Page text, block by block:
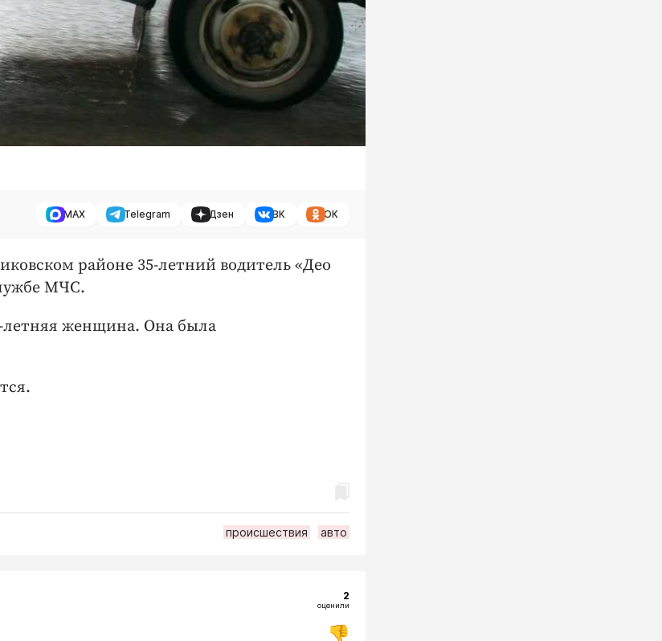
MAX Telegram Дзен ВК ОК
районе 35-летний водитель «Део
МЧС.
летняя женщина. Она была
происшествия авто
2
оценили